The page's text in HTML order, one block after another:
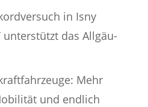
in Isny
unterstützt das Allgäu-
Mehr
und endlich